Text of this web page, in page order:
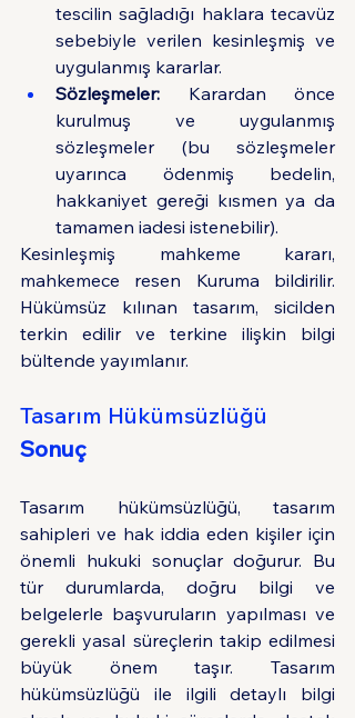
tescilin sağladığı haklara tecavüz
sebebiyle verilen kesinleşmiş ve
uygulanmış kararlar.
Sözleşmeler: Karardan önce
kurulmuş ve uygulanmış
sözleşmeler (bu sözleşmeler
uyarınca ödenmiş bedelin,
hakkaniyet gereği kısmen ya da
tamamen iadesi istenebilir).
Kesinleşmiş mahkeme kararı,
mahkemece resen Kuruma bildirilir.
Hükümsüz kılınan tasarım, sicilden
terkin edilir ve terkine ilişkin bilgi
bültende yayımlanır.
Tasarım Hükümsüzlüğü
Sonuç
Tasarım hükümsüzlüğü, tasarım
sahipleri ve hak iddia eden kişiler için
önemli hukuki sonuçlar doğurur. Bu
tür durumlarda, doğru bilgi ve
belgelerle başvuruların yapılması ve
gerekli yasal süreçlerin takip edilmesi
büyük önem taşır. Tasarım
hükümsüzlüğü ile ilgili detaylı bilgi